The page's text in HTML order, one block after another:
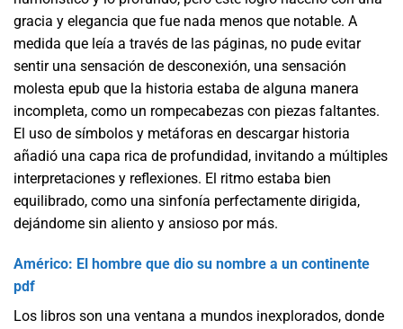
gracia y elegancia que fue nada menos que notable. A
medida que leía a través de las páginas, no pude evitar
sentir una sensación de desconexión, una sensación
molesta epub que la historia estaba de alguna manera
incompleta, como un rompecabezas con piezas faltantes.
El uso de símbolos y metáforas en descargar historia
añadió una capa rica de profundidad, invitando a múltiples
interpretaciones y reflexiones. El ritmo estaba bien
equilibrado, como una sinfonía perfectamente dirigida,
dejándome sin aliento y ansioso por más.
Américo: El hombre que dio su nombre a un continente
pdf
Los libros son una ventana a mundos inexplorados, donde